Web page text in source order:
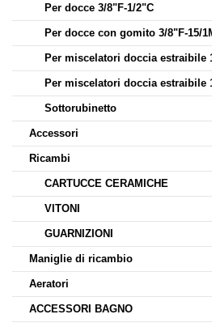
Per docce 3/8"F-1/2"C
Per docce con gomito 3/8"F-15/
Per miscelatori doccia estraibile
Per miscelatori doccia estraibile
Sottorubinetto
Accessori
Ricambi
CARTUCCE CERAMICHE
VITONI
GUARNIZIONI
Maniglie di ricambio
Aeratori
ACCESSORI BAGNO